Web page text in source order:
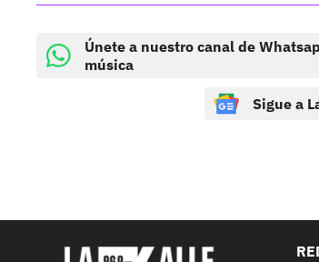
Únete a nuestro canal de
música
Sigue a